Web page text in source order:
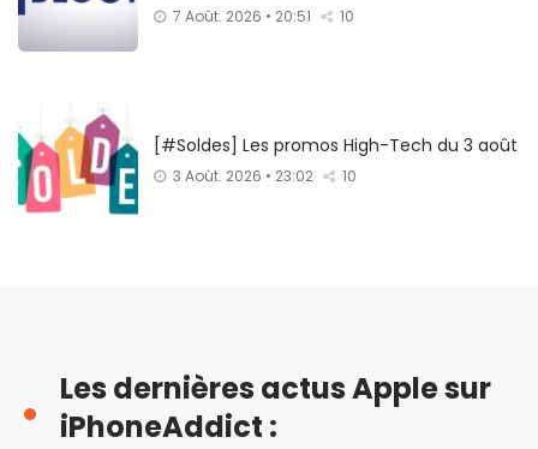
7 Août. 2026 • 20:51 10
[#Soldes] Les promos High-Tech du 3 août
3 Août. 2026 • 23:02 10
Les dernières actus Apple sur
iPhoneAddict :